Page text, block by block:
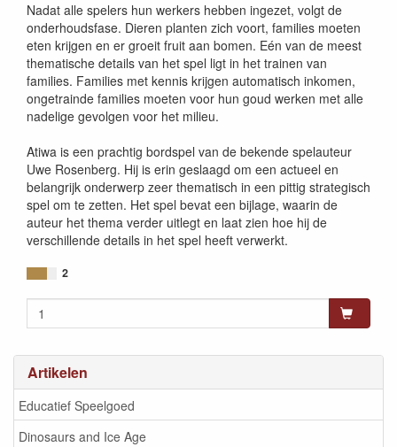
Artikelen
Educatief Speelgoed
Dinosaurs and Ice Age
Nadat alle spelers hun werkers hebben ingezet, volgt de
onderhoudsfase. Dieren planten zich voort, families moeten
eten krijgen en er groeit fruit aan bomen. Eén van de meest
thematische details van het spel ligt in het trainen van
families. Families met kennis krijgen automatisch inkomen,
ongetrainde families moeten voor hun goud werken met alle
nadelige gevolgen voor het milieu.
Atiwa is een prachtig bordspel van de bekende spelauteur
Uwe Rosenberg. Hij is erin geslaagd om een actueel en
belangrijk onderwerp zeer thematisch in een pittig strategisch
spel om te zetten. Het spel bevat een bijlage, waarin de
auteur het thema verder uitlegt en laat zien hoe hij de
verschillende details in het spel heeft verwerkt.
2